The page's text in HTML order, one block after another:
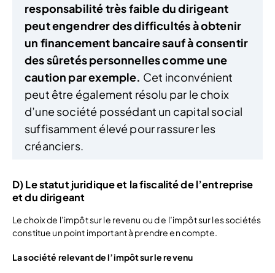
responsabilité très faible du dirigeant
peut engendrer des difficultés à obtenir
un financement bancaire sauf à consentir
des sûretés personnelles comme une
caution par exemple. Cet inconvénient
peut être également résolu par le choix
d’une société possédant un capital social
suffisamment élevé pour rassurer les
créanciers.
D) Le statut juridique et la fiscalité de l’entreprise
et du dirigeant
Le choix de l’impôt sur le revenu ou d e l’impôt sur les sociétés
constitue un point important à prendre en compte.
La société relevant de l’impôt sur le revenu